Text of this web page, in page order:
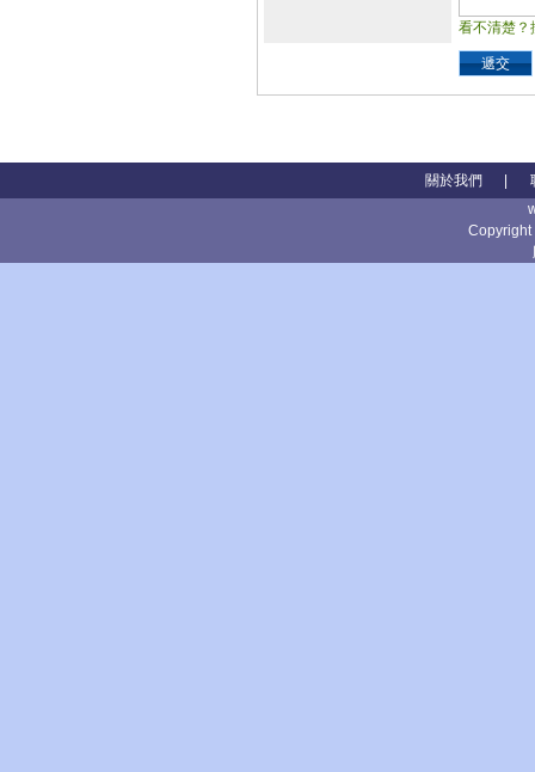
看不清楚？
遞交
關於我們